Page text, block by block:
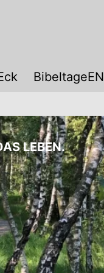
BibeltageEN
!
LEBEN.